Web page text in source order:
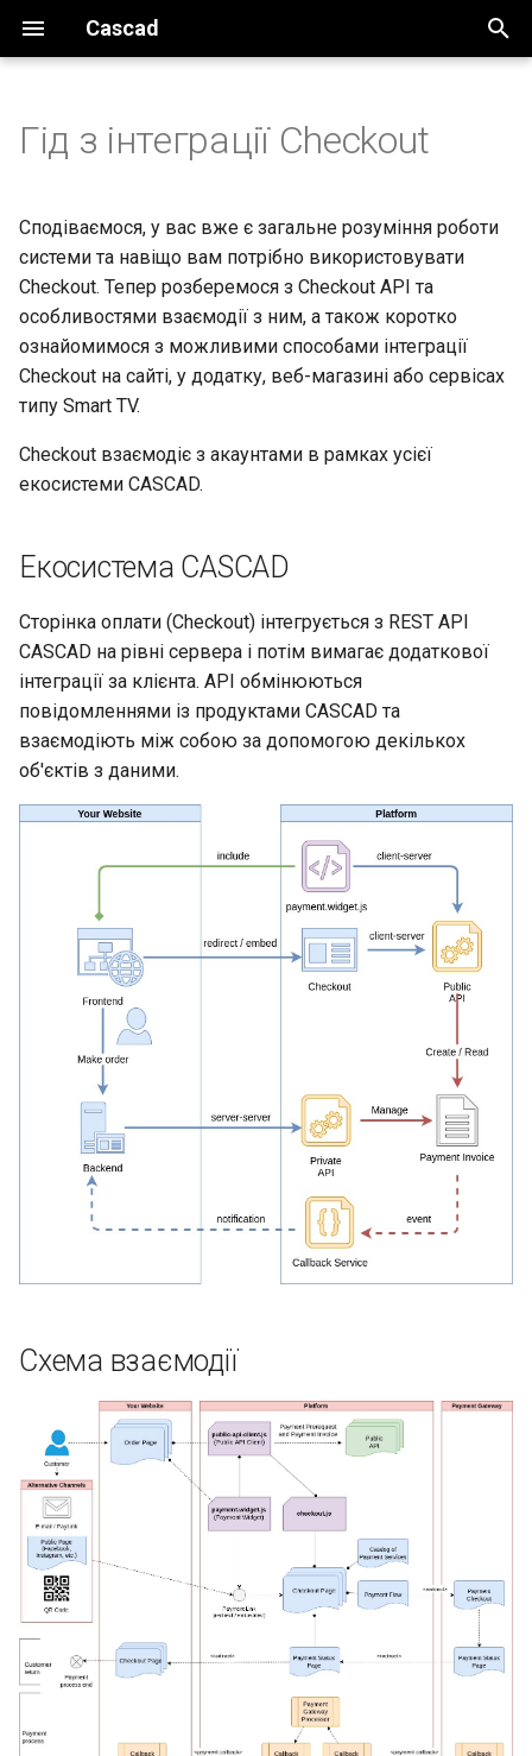
Cascad
и
а
и
а
п
о
и
с
к
Введення
Огляд системи
Базові налаштування
Прийом платежів
Виплати
Запуск
Питання та відповіді
Глосарій
Основні налаштування
Налаштування безпеки
Сесії
Основні налаштування
Контроль доступу
Доступи до API
Огляд
Базові налаштування
Ініціювання платежу
Обробка платежу
Зберігання та токенізація
даних
Повернення коштів
Огляд
Базові налаштування
Ініціювання виплат
Обробка виплати
Огляд
Створення пакетної
виплати
Екосистема CASCAD
Схема взаємодії
Суб'єкти взаємодії
Платіжний віджет
Checkout
Public API (публічний API)
На сайті/в додатку
продавця
В CMS продавца
Як це працює
Інструменти
Автентифікація
Акаунт
Платежі
Загальне
Host-to-host
Токенізація
Обробка платежу
Виплати
За реквізитами
За токеном
Обробка виплати
Callbacks
Колекції Postman
Домени та IP адреси
Гід з інтеграції Checkout
Сподіваємося, у вас вже є загальне розуміння роботи
системи та навіщо вам потрібно використовувати
Checkout. Тепер розберемося з Checkout API та
особливостями взаємодії з ним, а також коротко
ознайомимося з можливими способами інтеграції
Checkout на сайті, у додатку, веб-магазині або сервісах
типу Smart TV.
Checkout взаємодіє з акаунтами в рамках усієї
екосистеми CASCAD.
Екосистема CASCAD
Сторінка оплати (Checkout) інтегрується з REST API
CASCAD на рівні сервера і потім вимагає додаткової
інтеграції за клієнта. API обмінюються
повідомленнями із продуктами CASCAD та
взаємодіють між собою за допомогою декількох
об'єктів з даними.
Схема взаємодії